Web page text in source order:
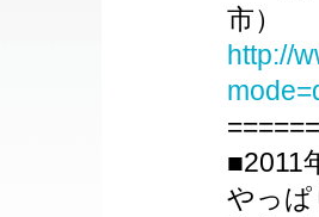
市）
http://
■2011
やっぱ